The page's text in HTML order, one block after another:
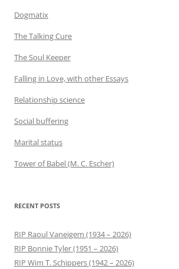
Dogmatix
The Talking Cure
The Soul Keeper
Falling in Love, with other Essays
Relationship science
Social buffering
Marital status
Tower of Babel (M. C. Escher)
RECENT POSTS
RIP Raoul Vaneigem (1934 – 2026)
RIP Bonnie Tyler (1951 – 2026)
RIP Wim T. Schippers (1942 – 2026)